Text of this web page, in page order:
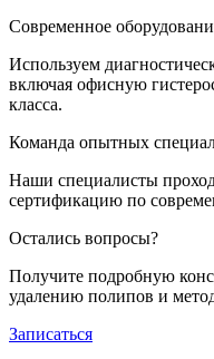
Современное
Используем
включая офисную
класса.
Команда опытных
Наши специалисты
сертификацию по
Остались вопросы?
Получите подробную
удалению полипов и
Записаться